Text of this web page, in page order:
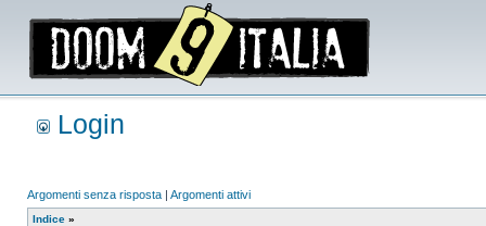
Login
Argomenti senza risposta | Argomenti attivi
Indice »